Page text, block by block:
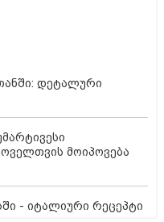
დეტალური
მოიპოვება
- იტალიური რეცეპტი